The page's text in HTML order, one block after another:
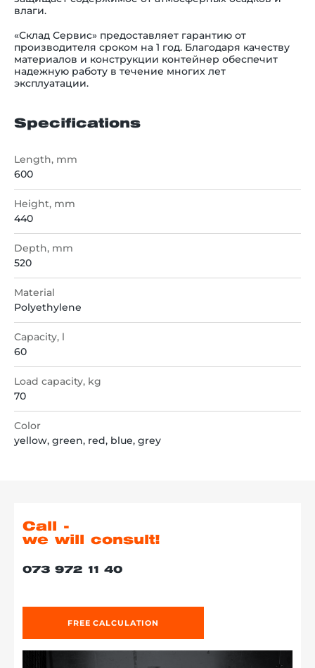
влаги.
«Склад Сервис» предоставляет гарантию от
производителя сроком на 1 год. Благодаря качеству
материалов и конструкции контейнер обеспечит
надежную работу в течение многих лет
эксплуатации.
Specifications
Length, mm
600
Height, mm
440
Depth, mm
520
Material
Polyethylene
Capacity, l
60
Load capacity, kg
70
Color
yellow, green, red, blue, grey
Call -
we will consult!
073 972 11 40
FREE CALCULATION